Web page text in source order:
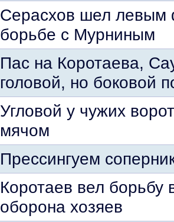
Серасхов шел левым
борьбе с Мурниным
Пас на Коротаева,
головой, но боковой
Угловой у чужих
мячом
Прессингуем
Коротаев вел
оборона хозяев